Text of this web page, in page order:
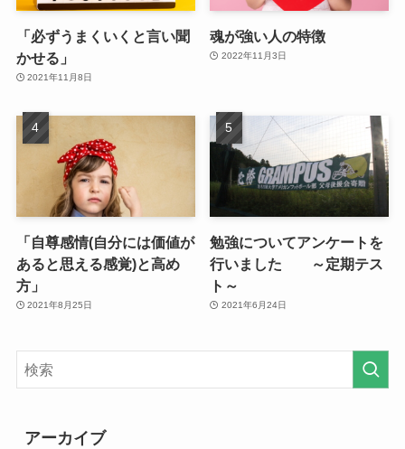
「必ずうまくいくと言い聞
かせる」
2021年11月8日
魂が強い人の特徴
2022年11月3日
「自尊感情(自分には価値が
あると思える感覚)と高め
方」
2021年8月25日
勉強についてアンケートを
行いました ～定期テス
ト～
2021年6月24日
アーカイブ